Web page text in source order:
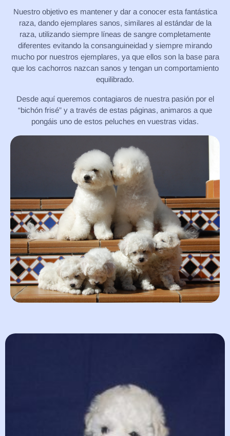
Nuestro objetivo es mantener y dar a conocer esta fantástica
raza, dando ejemplares sanos, similares al estándar de la
raza, utilizando siempre líneas de sangre completamente
diferentes evitando la consanguineidad y siempre mirando
mucho por nuestros ejemplares, ya que ellos son la base para
que los cachorros nazcan sanos y tengan un comportamiento
equilibrado.​
Desde aquí queremos contagiaros de nuestra pasión por el
“bichón frisé” y a través de estas páginas, animaros a que
pongáis uno de estos peluches en vuestras vidas.